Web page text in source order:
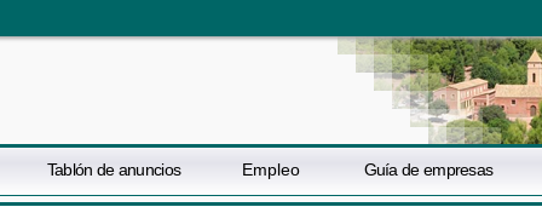
Tablón de anuncios Empleo Guía de empresas